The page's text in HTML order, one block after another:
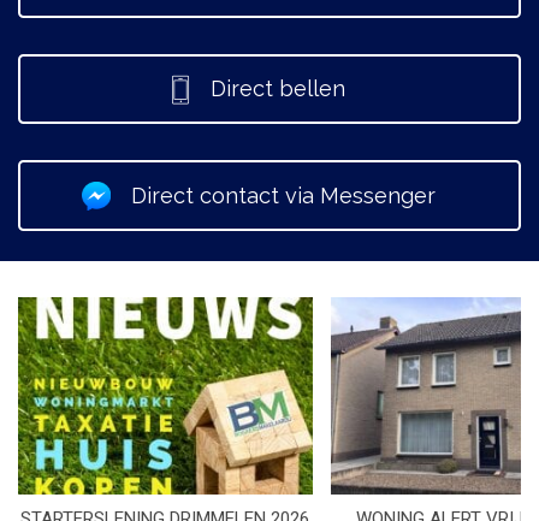
Direct bellen
Direct contact via Messenger